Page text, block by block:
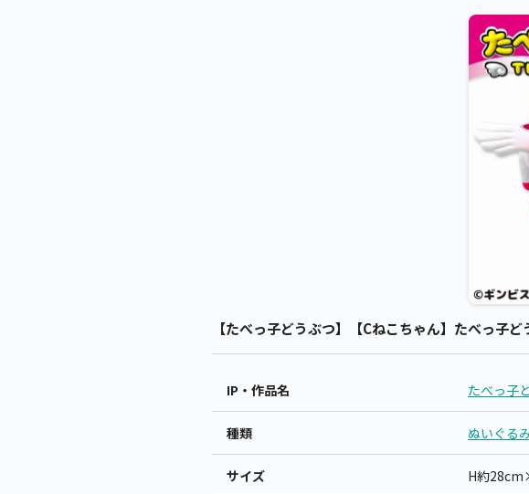
【たべっ子どうぶつ】【Cねこちゃん】たべっ子
IP・作品名 たべっ子
種類 ぬいぐる
サイズ H約